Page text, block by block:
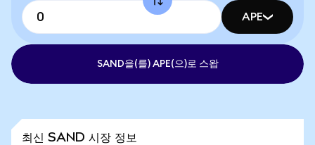
APE
SAND을(를) APE(으)로 스왑
최신 SAND 시장 정보